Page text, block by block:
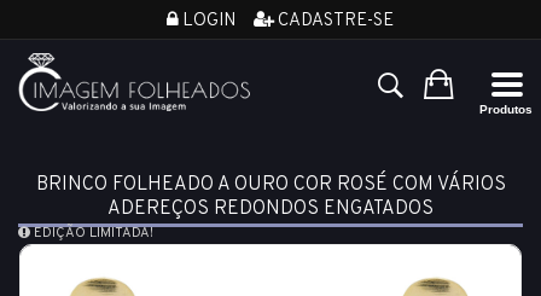
LOGIN CADASTRE-SE
BRINCO FOLHEADO A OURO COR ROSÉ COM VÁRIOS
ADEREÇOS REDONDOS ENGATADOS